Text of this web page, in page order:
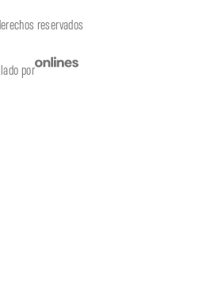
reservados
por